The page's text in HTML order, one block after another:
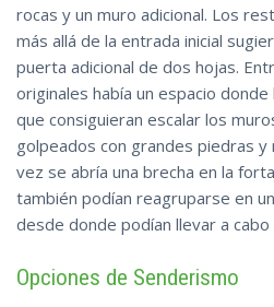
rocas y un muro adicional. Los
más allá de la entrada inicial
puerta adicional de dos hojas.
originales había un espacio
que consiguieran escalar los
golpeados con grandes piedras y
vez se abría una brecha en la
también podían reagruparse en
desde donde podían llevar a
Opciones de Senderismo